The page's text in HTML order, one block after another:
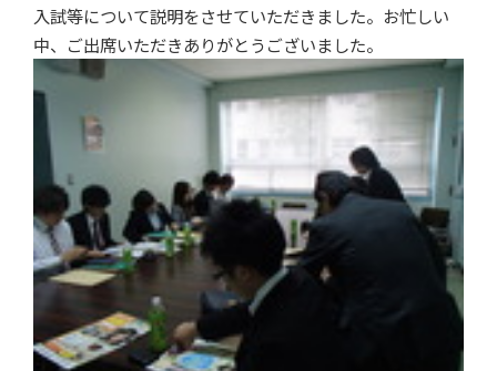
入試等について説明をさせていただきました。お忙しい
中、ご出席いただきありがとうございました。